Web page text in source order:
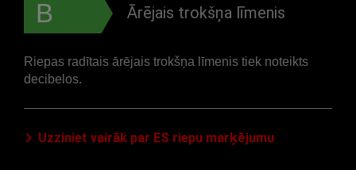
B Ārējais trokšņa līmenis
Riepas radītais ārējais trokšņa līmenis tiek noteikts
decibelos.
Uzziniet vairāk par ES riepu marķējumu